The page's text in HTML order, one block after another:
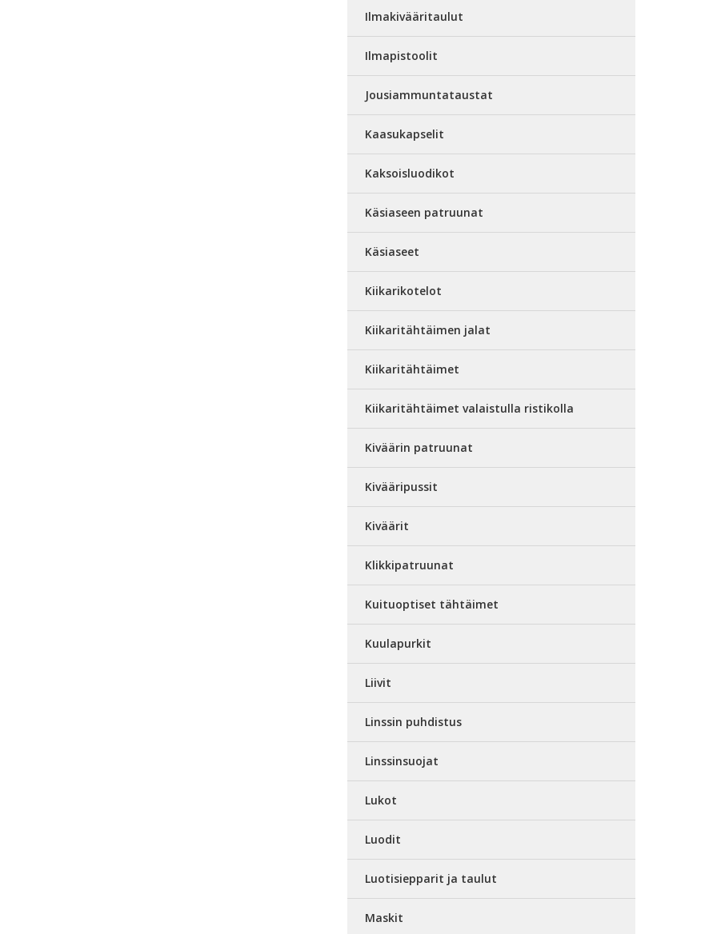
Ilmakivääritaulut
Ilmapistoolit
Jousiammuntataustat
Kaasukapselit
Kaksoisluodikot
Käsiaseen patruunat
Käsiaseet
Kiikarikotelot
Kiikaritähtäimen jalat
Kiikaritähtäimet
Kiikaritähtäimet valaistulla ristikolla
Kiväärin patruunat
Kivääripussit
Kiväärit
Klikkipatruunat
Kuituoptiset tähtäimet
Kuulapurkit
Liivit
Linssin puhdistus
Linssinsuojat
Lukot
Luodit
Luotisiepparit ja taulut
Maskit